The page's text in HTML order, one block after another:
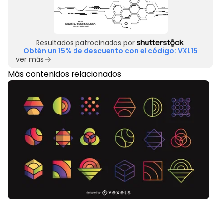
Resultados patrocinados por
Obtén un 15% de descuento con el código: VXL15
ver más
Más contenidos relacionados